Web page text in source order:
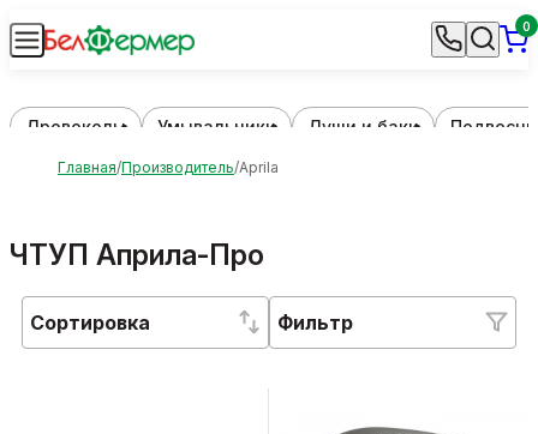
0
Дровоколы Умывальники Души и баки
Главная Производитель Aprila
ЧТУП Априла-Про
Сортировка Фильтр